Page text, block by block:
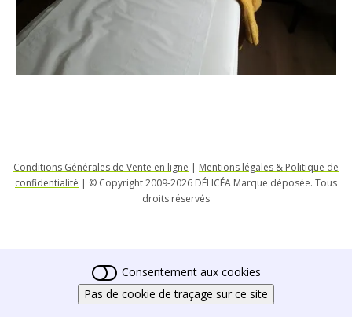
Conditions Générales de Vente en ligne | Mentions légales & Politique de
confidentialité | © Copyright 2009-2026 DÉLICÉA Marque déposée. Tous
droits réservés
Consentement aux cookies
Pas de cookie de traçage sur ce site